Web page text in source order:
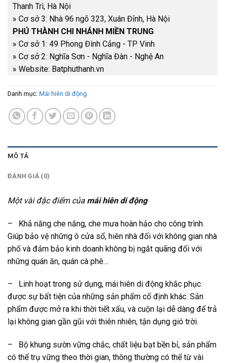
Thanh Trì, Hà Nội
» Cơ sở 3: Nhà 96 ngõ 323, Xuân Đỉnh, Hà Nội
PHÚ THÀNH CHI NHÁNH MIỀN TRUNG
» Cơ sở 1: 49 Phong Đình Cảng - TP Vinh
» Cơ sở 2: Nghĩa Sơn - Nghĩa Đàn - Nghệ An
» Website: Batphuthanh.vn
Danh mục: Mái hiên di động
MÔ TẢ
ĐÁNH GIÁ (0)
Một vài đặc điểm của mái hiên di động
– Khả năng che nắng, che mưa hoàn hảo cho công trình.
Giúp bảo vệ những ô cửa sổ, hiên nhà đối với không gian nhà
phố và đảm bảo kinh doanh không bị ngắt quãng đối với
những quán ăn, quán cà phê…
– Linh hoạt trong sử dụng, mái hiên di động khắc phục
được sự bất tiện của những sản phẩm cố định khác. Sản
phẩm được mở ra khi thời tiết xấu, và cuộn lại dễ dàng để trả
lại không gian gần gũi với thiên nhiên, tận dụng gió trời.
– Bộ khung sườn vững chắc, chất liệu bạt bền bỉ, sản phẩm
có thể trụ vững theo thời gian, thông thường có thể từ vài